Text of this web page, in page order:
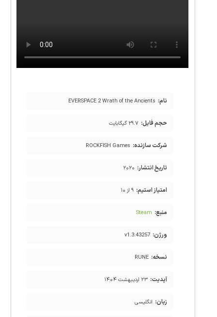
نام: EVERSPACE 2 Wrath of the Ancients
حجم فایل: ۲۹.۷ گیگابایت
شرکت سازنده: ROCKFISH Games
تاریخ انتشار: ۲۰۲۰
امتیاز استیم: ۹ از ۱۰
منبع: Steam
ورژن: v1.3.43257
نسخه: RUNE
آپدیت: ۲۳ اردیبهشت ۱۴۰۴
زبان: انگلیسی